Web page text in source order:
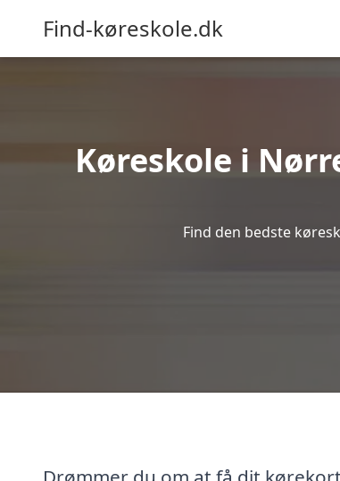
Find-køreskole.dk
Køreskole i
Find den bedste